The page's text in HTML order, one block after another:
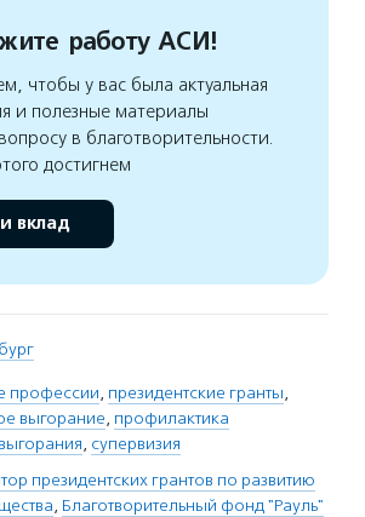
работу АСИ!
чтобы у вас была актуальная
и полезные материалы
в благотворительности.
достигнем
вклад
профессии, президентские гранты,
выгорание, профилактика
, супервизия
президентских грантов по развитию
, Благотворительный фонд "Рауль"